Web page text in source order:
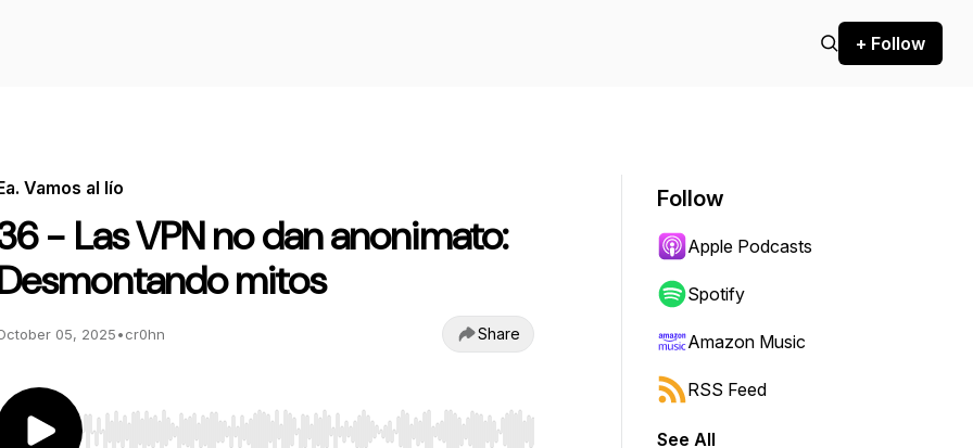
+ Follow
Vamos al lío
- Las VPN no dan anonimato:
mitos
05, 2025•cr0hn Share
Use Left/Right to seek, Home/End to jump to start or end. Hold shift to jump forward or backward.
Follow
Apple Podcasts
Spotify
Amazon Music
RSS Feed
See All